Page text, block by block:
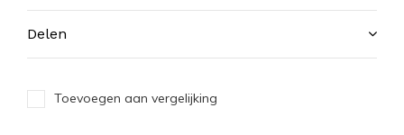
Delen
Toevoegen aan vergelijking